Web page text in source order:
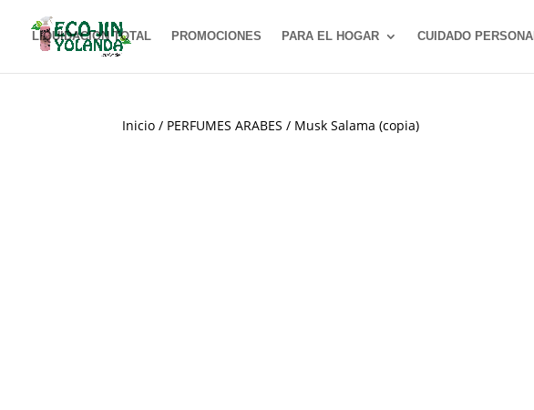
LIQUIDACION TOTAL PROMOCIONES PARA EL HOGAR CUIDADO
Inicio / PERFUMES ARABES / Musk Salama (copia)